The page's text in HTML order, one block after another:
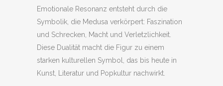
Emotionale Resonanz entsteht durch die
Symbolik, die Medusa verkörpert: Faszination
und Schrecken, Macht und Verletzlichkeit.
Diese Dualität macht die Figur zu einem
starken kulturellen Symbol, das bis heute in
Kunst, Literatur und Popkultur nachwirkt.